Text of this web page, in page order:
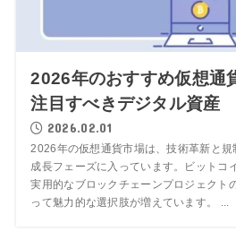
2026年のおすすめ仮想通
注目すべきデジタル資産
2026.02.01
2026年の仮想通貨市場は、技術革新と規
成長フェーズに入っています。ビットコ
実用的なブロックチェーンプロジェクト
って魅力的な選択肢が増えています。 ...